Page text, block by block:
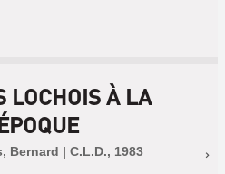
LOCHOIS À LA
Bernard | C.L.D., 1983